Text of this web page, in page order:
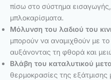
πίσω στο σύστημα
μπλοκαρίσματα.
Μόλυνση του λαδιού του
μπορούν να αναμιχθούν με το
αυξάνοντας τη φθορά και
Βλάβη του καταλυτικού
θερμοκρασίες της